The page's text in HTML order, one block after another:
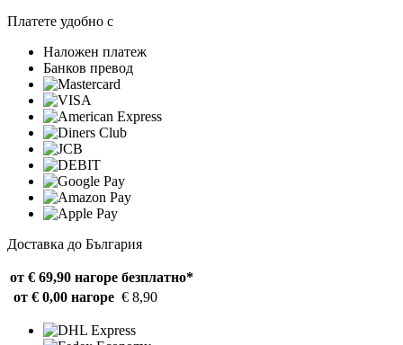
Платете удобно с
Наложен платеж
Банков превод
Доставка до България
от € 69,90 нагоре безплатно*
от € 0,00 нагоре € 8,90